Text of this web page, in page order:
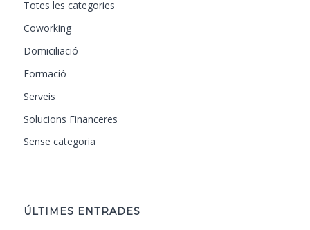
Totes les categories
Coworking
Domiciliació
Formació
Serveis
Solucions Financeres
Sense categoria
ÚLTIMES ENTRADES